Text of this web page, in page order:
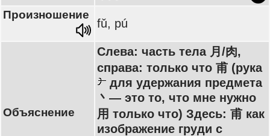
Произношение
fǔ, pú
Объяснение
Слева: часть тела 月/肉,
справа: только что 甫 (рука
для удержания предмета
丶— это то, что мне нужно
用 только что) Здесь: 甫 как
изображение груди с